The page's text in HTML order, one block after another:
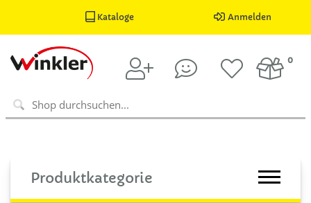
Kataloge Anmelden
0
Produktkategorie